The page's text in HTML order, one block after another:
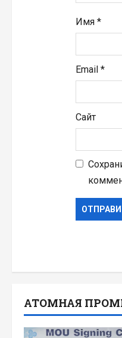
я
м
Имя *
Email *
Сайт
АТОМНАЯ